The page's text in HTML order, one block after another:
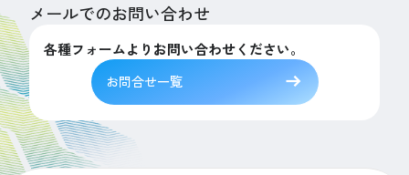
メールでのお問い合わせ
各種フォームよりお問い合わせください。
お問合せ一覧